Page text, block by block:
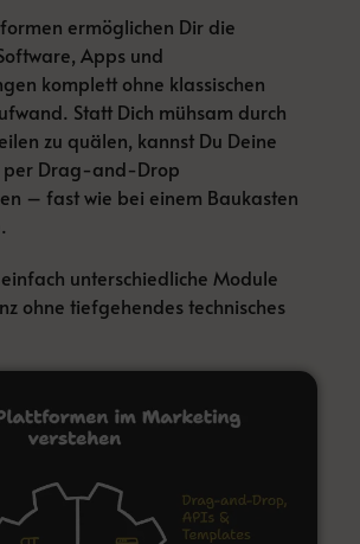
ermöglichen Dir die
Apps und
komplett ohne klassischen
Statt Dich mühsam durch
zu quälen, kannst Du Deine
per Drag-and-Drop
– fast wie bei einem Baukasten
unterschiedliche Module
ohne tiefgehendes technisches